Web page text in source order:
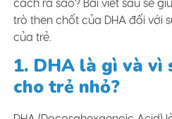
trò then chốt của DHA đối với
của trẻ.
1. DHA là gì và vì
cho trẻ nhỏ?